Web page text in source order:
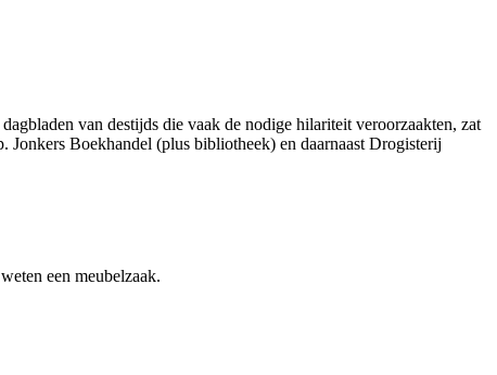
van destijds die vaak de nodige hilariteit veroorzaakten, zat
Jonkers Boekhandel (plus bibliotheek) en daarnaast Drogisterij
een meubelzaak.